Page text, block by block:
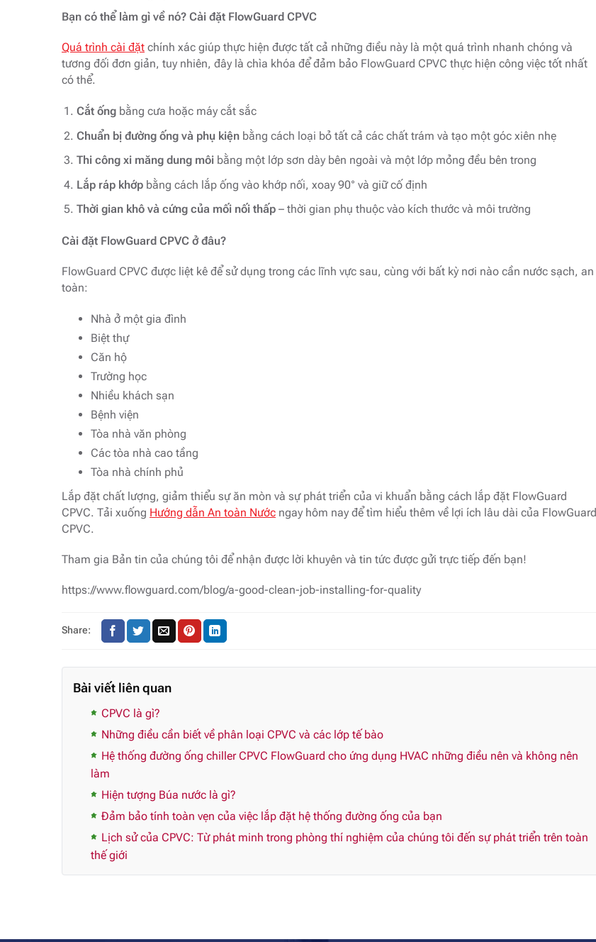
Bạn có thể làm gì về nó? Cài đặt FlowGuard CPVC
Quá trình cài đặt chính xác giúp thực hiện được tất cả những điều này là một quá trình nhanh chóng và
tương đối đơn giản, tuy nhiên, đây là chìa khóa để đảm bảo FlowGuard CPVC thực hiện công việc tốt nhất
có thể.
Cắt ốngbằng cưa hoặc máy cắt sắc
Chuẩn bị đường ống và phụ kiệnbằng cách loại bỏ tất cả các chất trám và tạo một góc xiên nhẹ
Thi công xi măng dung môibằng một lớp sơn dày bên ngoài và một lớp mỏng đều bên trong
Lắp ráp khớpbằng cách lắp ống vào khớp nối, xoay 90° và giữ cố định
Thời gian khô và cứng của mối nối thấp– thời gian phụ thuộc vào kích thước và môi trường
Cài đặt FlowGuard CPVC ở đâu?
FlowGuard CPVC được liệt kê để sử dụng trong các lĩnh vực sau, cùng với bất kỳ nơi nào cần nước sạch, an
toàn:
Nhà ở một gia đình
Biệt thự
Căn hộ
Trường học
Nhiều khách sạn
Bệnh viện
Tòa nhà văn phòng
Các tòa nhà cao tầng
Tòa nhà chính phủ
Lắp đặt chất lượng, giảm thiểu sự ăn mòn và sự phát triển của vi khuẩn bằng cách lắp đặt FlowGuard
CPVC. Tải xuống Hướng dẫn An toàn Nước ngay hôm nay để tìm hiểu thêm về lợi ích lâu dài của FlowGuard
CPVC.
Tham gia Bản tin của chúng tôi để nhận được lời khuyên và tin tức được gửi trực tiếp đến bạn!
https://www.flowguard.com/blog/a-good-clean-job-installing-for-quality
Share:
Bài viết liên quan
CPVC là gì?
Những điều cần biết về phân loại CPVC và các lớp tế bào
Hệ thống đường ống chiller CPVC FlowGuard cho ứng dụng HVAC những điều nên và không nên
làm
Hiện tượng Búa nước là gì?
Đảm bảo tính toàn vẹn của việc lắp đặt hệ thống đường ống của bạn
Lịch sử của CPVC: Từ phát minh trong phòng thí nghiệm của chúng tôi đến sự phát triển trên toàn
thế giới